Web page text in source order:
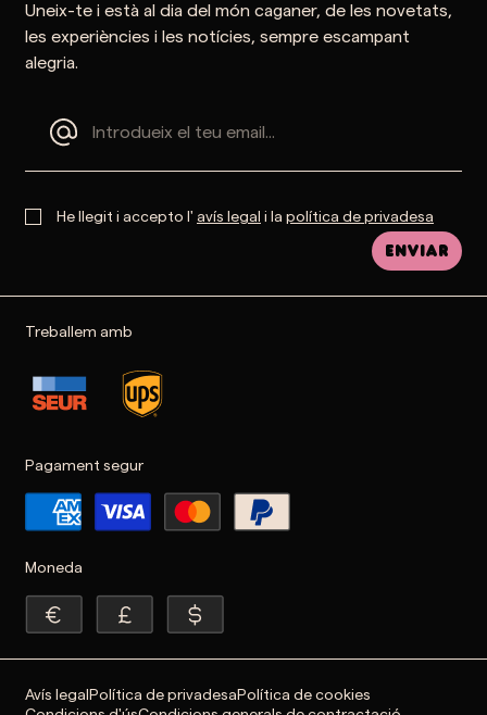
Uneix-te i està al dia del món caganer, de les novetats,
les experiències i les notícies, sempre escampant
alegria.
He llegit i accepto l' avís legal i la política de privadesa
Enviar
Treballem amb
Pagament segur
Moneda
Avís legalPolítica de privadesaPolítica de cookies